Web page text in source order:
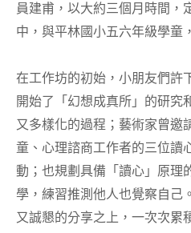
員建甫，以大約三個月時間，
中，與平林國小五六年級學童
在工作坊的初始，小朋友們許
開始了「幻想成真所」的研究
又多樣化的過程；藝術家曾邀
童、心理諮商工作者的三位讀
動；也規劃具備「讀心」原理
學，練習推測他人也覺察自己
又誠懇的分享之上，一次次累